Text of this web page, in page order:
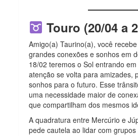
Touro (20/04 a
Amigo(a) Taurino(a), você
grandes conexões e sonhos em
18/02 teremos o Sol entrando
atenção se volta para amizades,
sonhos para o futuro. Esse
uma necessidade maior de
que compartilham dos mesmos
A quadratura entre Mercúrio e
pede cautela ao lidar com